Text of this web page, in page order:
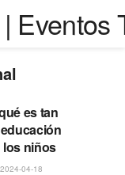
es tan
los niños
2024-04-18